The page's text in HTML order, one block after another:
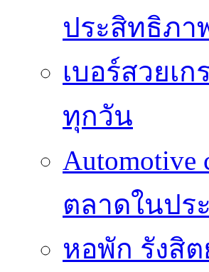
ประสิทธิภา
เบอร์สวยเ
ทุกวัน
Automotive
ตลาดในปร
หอพัก รังสิ